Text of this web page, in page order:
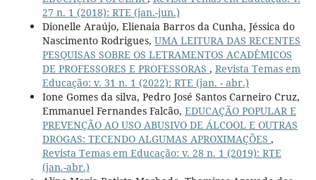
27 n. 1 (2018): RTE (jan.-jun.)
Dionelle Araújo, Elienaia Barros da Cunha, Jéssica do
Nascimento Rodrigues, UMA LEITURA DAS RECENTES
PESQUISAS SOBRE OS LETRAMENTOS ACADÊMICOS
DE PROFESSORES E PROFESSORAS , Revista Temas em
Educação: v. 31 n. 1 (2022): RTE (jan. - abr.)
Ione Gomes da silva, Pedro José Santos Carneiro Cruz,
Emmanuel Fernandes Falcão, EDUCAÇÃO POPULAR E
PREVENÇÃO AO USO ABUSIVO DE ÁLCOOL E OUTRAS
DROGAS: TECENDO ALGUMAS APROXIMAÇÕES ,
Revista Temas em Educação: v. 28 n. 1 (2019): RTE
(jan.-abr.)